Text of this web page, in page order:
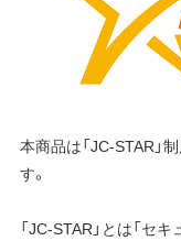
本商品は「JC-STAR」
す。
「JC-STAR」とは「セ